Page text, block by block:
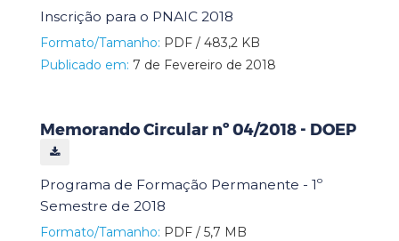
Inscrição para o PNAIC 2018
Formato/Tamanho: PDF / 483,2 KB
Publicado em: 7 de Fevereiro de 2018
Memorando Circular nº 04/2018 - DOEP
Programa de Formação Permanente - 1º
Semestre de 2018
Formato/Tamanho: PDF / 5,7 MB